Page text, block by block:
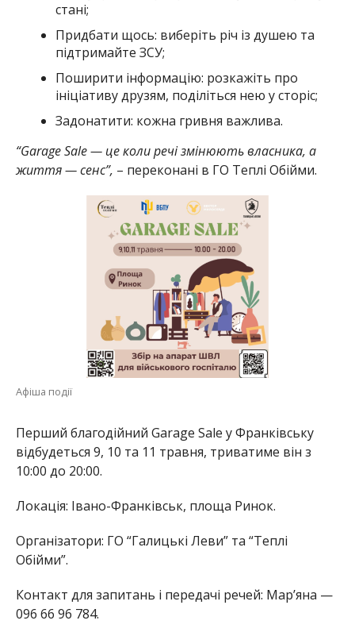
стані;
Придбати щось: виберіть річ із душею та
підтримайте ЗСУ;
Поширити інформацію: розкажіть про
ініціативу друзям, поділіться нею у сторіс;
Задонатити: кожна гривня важлива.
“Garage Sale — це коли речі змінюють власника, а
життя — сенс”, – переконані в ГО Теплі Обійми.
Афіша події
Перший благодійний Garage Sale у Франківську
відбудеться 9, 10 та 11 травня, триватиме він з
10:00 до 20:00.
Локація: Івано-Франківськ, площа Ринок.
Організатори: ГО “Галицькі Леви” та “Теплі
Обійми”.
Контакт для запитань і передачі речей: Мар’яна —
096 66 96 784.